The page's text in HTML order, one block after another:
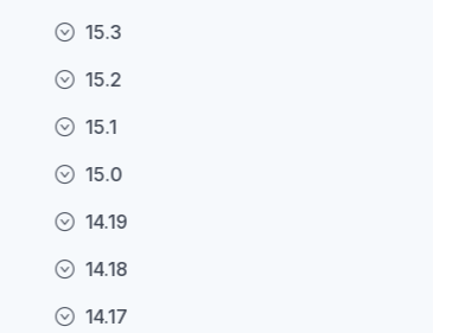
15.3
15.2
15.1
15.0
14.19
14.18
14.17